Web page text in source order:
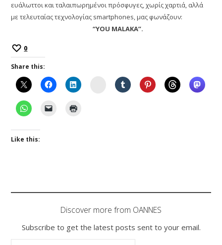
ευάλωττοι και ταλαιπωρημένοι πρόσφυγες, χωρίς χαρτιά, αλλά
με τελευταίας τεχνολογίας smartphones, μας φωνάζουν:
“YOU MALAKA”.
0
Share this:
Instagram
Like this:
Discover more from OANNES
Subscribe to get the latest posts sent to your email.
TYPE YOUR EMAIL…